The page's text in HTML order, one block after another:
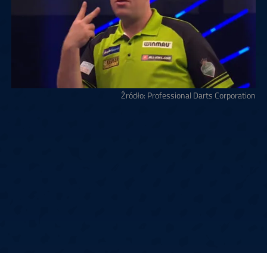
Źródło: Professional Darts Corporation